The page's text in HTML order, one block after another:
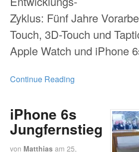
Zyklus: Fünf Jahre
Touch, 3D-Touch und
Apple Watch und iPhone
Continue Reading
iPhone 6s
Jungfernstieg
von Matthias am 25.